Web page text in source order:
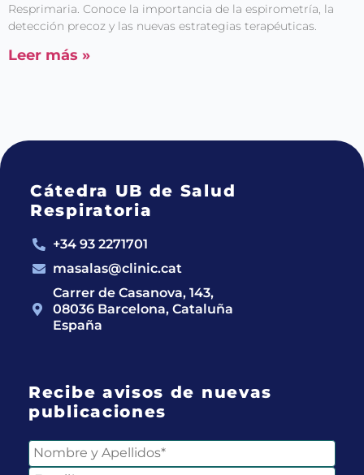
Resprimaria. Conoce la importancia de la espirometría, la
detección precoz y las nuevas estrategias terapéuticas.
Leer más »
Cátedra UB de Salud
Respiratoria
+34 93 2271701
masalas@clinic.cat
Carrer de Casanova, 143,
08036 Barcelona, Cataluña
España
Recibe avisos de nuevas
publicaciones